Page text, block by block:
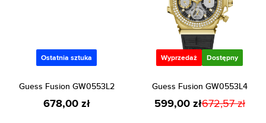
Ostatnia sztuka
Guess Fusion GW0553L2
678,00 zł
Wyprzedaż Dostępny
Guess Fusion GW0553L4
599,00 zł672,57 zł